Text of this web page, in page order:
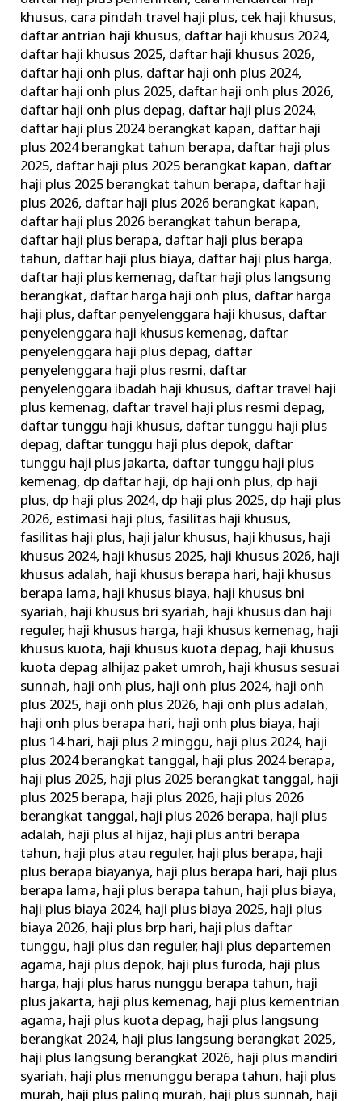
khusus, cara pindah travel haji plus, cek haji khusus,
daftar antrian haji khusus, daftar haji khusus 2024,
daftar haji khusus 2025, daftar haji khusus 2026,
daftar haji onh plus, daftar haji onh plus 2024,
daftar haji onh plus 2025, daftar haji onh plus 2026,
daftar haji onh plus depag, daftar haji plus 2024,
daftar haji plus 2024 berangkat kapan, daftar haji
plus 2024 berangkat tahun berapa, daftar haji plus
2025, daftar haji plus 2025 berangkat kapan, daftar
haji plus 2025 berangkat tahun berapa, daftar haji
plus 2026, daftar haji plus 2026 berangkat kapan,
daftar haji plus 2026 berangkat tahun berapa,
daftar haji plus berapa, daftar haji plus berapa
tahun, daftar haji plus biaya, daftar haji plus harga,
daftar haji plus kemenag, daftar haji plus langsung
berangkat, daftar harga haji onh plus, daftar harga
haji plus, daftar penyelenggara haji khusus, daftar
penyelenggara haji khusus kemenag, daftar
penyelenggara haji plus depag, daftar
penyelenggara haji plus resmi, daftar
penyelenggara ibadah haji khusus, daftar travel haji
plus kemenag, daftar travel haji plus resmi depag,
daftar tunggu haji khusus, daftar tunggu haji plus
depag, daftar tunggu haji plus depok, daftar
tunggu haji plus jakarta, daftar tunggu haji plus
kemenag, dp daftar haji, dp haji onh plus, dp haji
plus, dp haji plus 2024, dp haji plus 2025, dp haji plus
2026, estimasi haji plus,fasilitas haji khusus,
fasilitas haji plus, haji jalur khusus, haji khusus, haji
khusus 2024, haji khusus 2025, haji khusus 2026, haji
khusus adalah, haji khusus berapa hari, haji khusus
berapa lama, haji khusus biaya, haji khusus bni
syariah, haji khusus bri syariah, haji khusus dan haji
reguler, haji khusus harga, haji khusus kemenag, haji
khusus kuota, haji khusus kuota depag, haji khusus
kuota depag alhijaz paket umroh, haji khusus sesuai
sunnah, haji onh plus, haji onh plus 2024, haji onh
plus 2025, haji onh plus 2026, haji onh plus adalah,
haji onh plus berapa hari, haji onh plus biaya, haji
plus 14 hari, haji plus 2 minggu, haji plus 2024, haji
plus 2024 berangkat tanggal, haji plus 2024 berapa,
haji plus 2025, haji plus 2025 berangkat tanggal, haji
plus 2025 berapa, haji plus 2026, haji plus 2026
berangkat tanggal, haji plus 2026 berapa, haji plus
adalah, haji plus al hijaz, haji plus antri berapa
tahun, haji plus atau reguler, haji plus berapa, haji
plus berapa biayanya, haji plus berapa hari, haji plus
berapa lama, haji plus berapa tahun, haji plus biaya,
haji plus biaya 2024, haji plus biaya 2025, haji plus
biaya 2026, haji plus brp hari, haji plus daftar
tunggu, haji plus dan reguler, haji plus departemen
agama, haji plus depok, haji plus furoda, haji plus
harga, haji plus harus nunggu berapa tahun, haji
plus jakarta, haji plus kemenag, haji plus kementrian
agama, haji plus kuota depag, haji plus langsung
berangkat 2024, haji plus langsung berangkat 2025,
haji plus langsung berangkat 2026, haji plus mandiri
syariah, haji plus menunggu berapa tahun, haji plus
murah, haji plus paling murah, haji plus sunnah, haji